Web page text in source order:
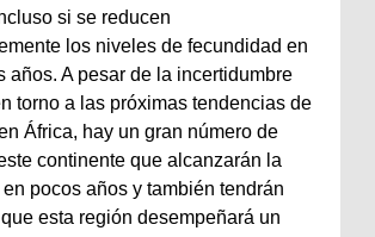
si se reducen
los niveles de fecundidad en
años. A pesar de la incertidumbre
torno a las próximas tendencias de
África, hay un gran número de
continente que alcanzarán la
pocos años y también tendrán
esta región desempeñará un